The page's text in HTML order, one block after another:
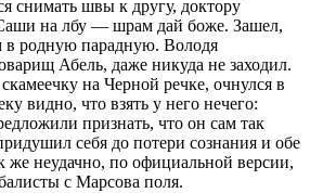
снимать швы к другу, доктору
на лбу — шрам дай боже. Зашел,
в родную парадную. Володя
Абель, даже никуда не заходил.
на Черной речке, очнулся в
видно, что взять у него нечего:
признать, что он сам так
себя до потери сознания и обе
же неудачно, по официальной версии,
с Марсова поля.